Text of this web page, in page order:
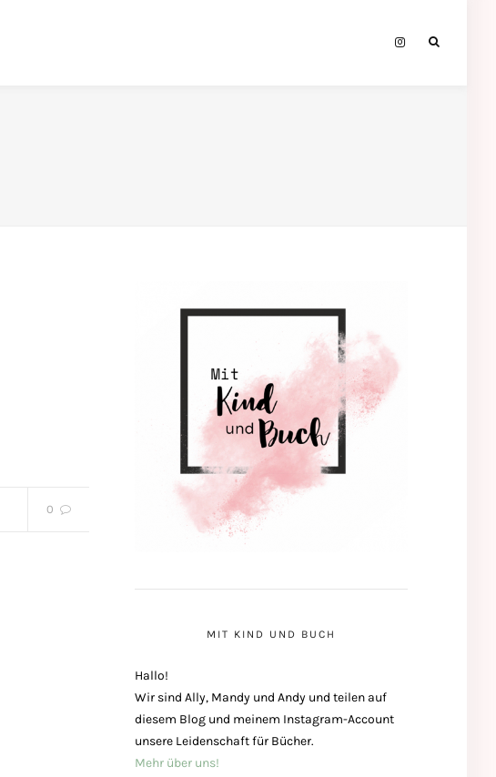
0
MIT KIND UND BUCH
Hallo!
Wir sind Ally, Mandy und Andy und teilen auf
diesem Blog und meinem Instagram-Account
unsere Leidenschaft für Bücher.
Mehr über uns!